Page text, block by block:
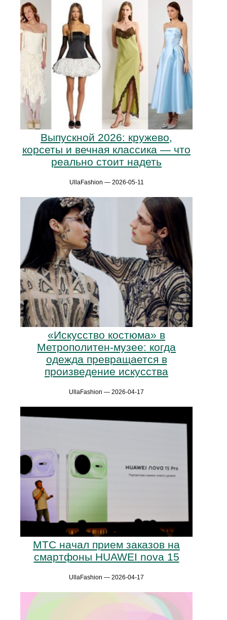
Выпускной 2026: кружево,
корсеты и вечная классика — что
реально стоит надеть
UllaFashion — 2026-05-11
«Искусство костюма» в
Метрополитен-музее: когда
одежда превращается в
произведение искусства
UllaFashion — 2026-04-17
МТС начал прием заказов на
смартфоны HUAWEI nova 15
UllaFashion — 2026-04-17